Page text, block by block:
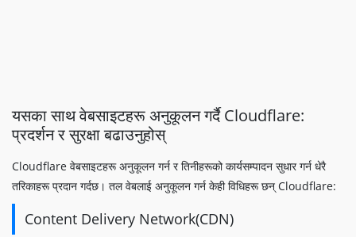
यसका साथ वेबसाइटहरू अनुकूलन गर्दै Cloudflare:
प्रदर्शन र सुरक्षा बढाउनुहोस्
Cloudflare वेबसाइटहरू अनुकूलन गर्न र तिनीहरूको कार्यसम्पादन सुधार गर्न धेरै
तरिकाहरू प्रदान गर्दछ। तल वेबलाई अनुकूलन गर्न केही विधिहरू छन् Cloudflare:
Content Delivery Network(CDN)